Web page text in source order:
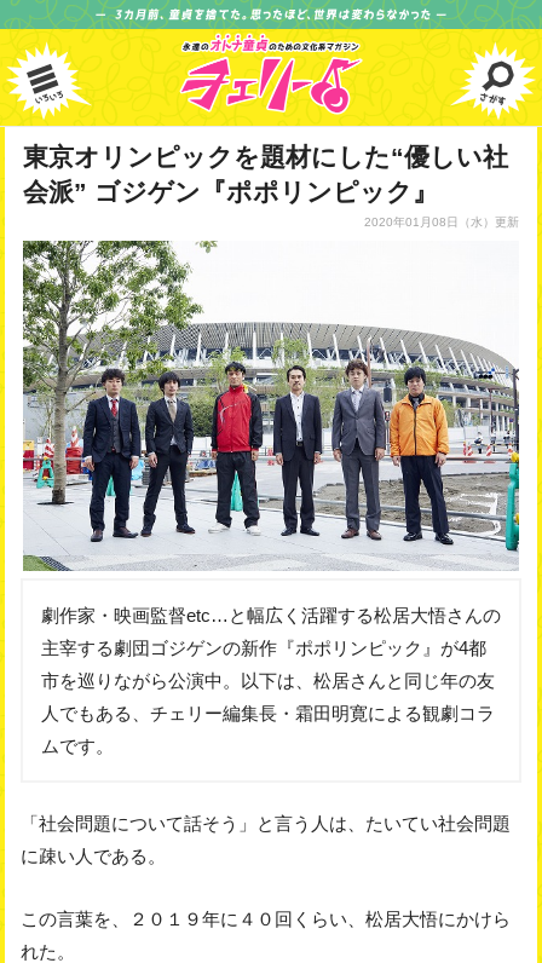
東京オリンピックを題材にした“優しい社
会派” ゴジゲン『ポポリンピック』
2020年01月08日 （水）更新
劇作家・映画監督etc…と幅広く活躍する松居大悟さんの
主宰する劇団ゴジゲンの新作『ポポリンピック』が4都
市を巡りながら公演中。以下は、松居さんと同じ年の友
人でもある、チェリー編集長・霜田明寛による観劇コラ
ムです。
「社会問題について話そう」と言う人は、たいてい社会問題
に疎い人である。
この言葉を、２０１９年に４０回くらい、松居大悟にかけら
れた。